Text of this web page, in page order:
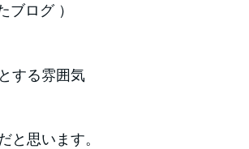
ブログ ）
する雰囲気
と思います。